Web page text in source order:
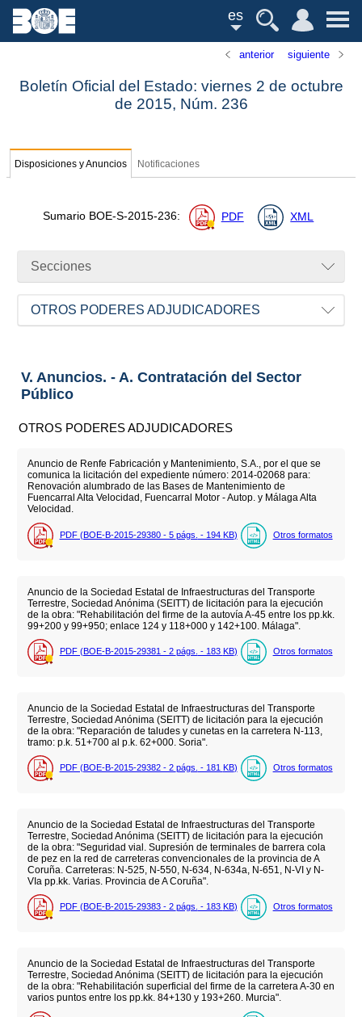
es
anterior siguiente
Boletín Oficial del Estado: viernes 2 de octubre
de 2015, Núm. 236
Disposiciones y Anuncios Notificaciones
Sumario BOE-S-2015-236: PDF XML
Secciones
OTROS PODERES ADJUDICADORES
V. Anuncios. - A. Contratación del Sector
Público
OTROS PODERES ADJUDICADORES
Anuncio de Renfe Fabricación y Mantenimiento, S.A., por el que se
comunica la licitación del expediente número: 2014-02068 para:
Renovación alumbrado de las Bases de Mantenimiento de
Fuencarral Alta Velocidad, Fuencarral Motor - Autop. y Málaga Alta
Velocidad.
PDF (BOE-B-2015-29380 - 5 págs. - 194 KB) Otros formatos
Anuncio de la Sociedad Estatal de Infraestructuras del Transporte
Terrestre, Sociedad Anónima (SEITT) de licitación para la ejecución
de la obra: "Rehabilitación del firme de la autovía A-45 entre los pp.kk.
99+200 y 99+950; enlace 124 y 118+000 y 142+100. Málaga".
PDF (BOE-B-2015-29381 - 2 págs. - 183 KB) Otros formatos
Anuncio de la Sociedad Estatal de Infraestructuras del Transporte
Terrestre, Sociedad Anónima (SEITT) de licitación para la ejecución
de la obra: "Reparación de taludes y cunetas en la carretera N-113,
tramo: p.k. 51+700 al p.k. 62+000. Soria".
PDF (BOE-B-2015-29382 - 2 págs. - 181 KB) Otros formatos
Anuncio de la Sociedad Estatal de Infraestructuras del Transporte
Terrestre, Sociedad Anónima (SEITT) de licitación para la ejecución
de la obra: "Seguridad vial. Supresión de terminales de barrera cola
de pez en la red de carreteras convencionales de la provincia de A
Coruña. Carreteras: N-525, N-550, N-634, N-634a, N-651, N-VI y N-
VIa pp.kk. Varias. Provincia de A Coruña".
PDF (BOE-B-2015-29383 - 2 págs. - 183 KB) Otros formatos
Anuncio de la Sociedad Estatal de Infraestructuras del Transporte
Terrestre, Sociedad Anónima (SEITT) de licitación para la ejecución
de la obra: "Rehabilitación superficial del firme de la carretera A-30 en
varios puntos entre los pp.kk. 84+130 y 193+260. Murcia".